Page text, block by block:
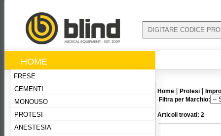
HOME
FRESE
CEMENTI
MONOUSO
PROTESI
ANESTESIA
Home Protesi
Filtra per Marchio:
Articoli trovati: 2